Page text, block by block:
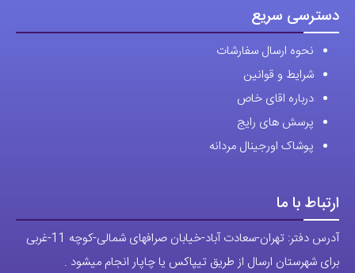
دسترسی سریع
نحوه ارسال سفارشات
شرایط و قوانین
درباره اقای خاص
پرسش های رایج
پوشاک اورجینال مردانه
ارتباط با ما
آدرس دفتر: تهران-سعادت آباد-خیابان صرافهای شمالی-کوچه 11-غربی
برای شهرستان ارسال از طریق تیپاکس یا چاپار انجام میشود .